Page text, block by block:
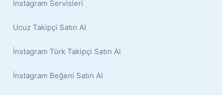
İnstagram Servisleri
Ucuz Takipçi Satın Al
İnstagram Türk Takipçi Satın Al
İnstagram Beğeni Satın Al